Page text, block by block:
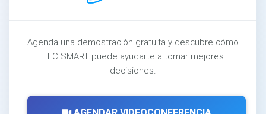
Agenda una demostración gratuita y descubre cómo
TFC SMART puede ayudarte a tomar mejores
decisiones.